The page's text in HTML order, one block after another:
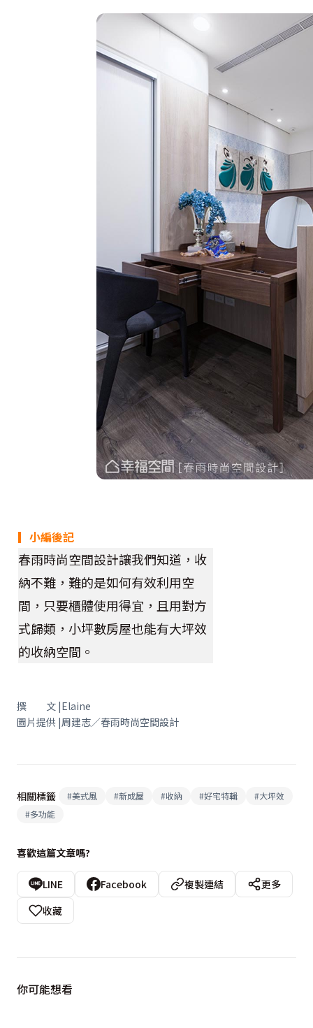
▎小編後記
春雨時尚空間設計讓我們知道，收
納不難，難的是如何有效利用空
間，只要櫃體使用得宜，且用對方
式歸類，小坪數房屋也能有大坪效
的收納空間。
撰 文 |Elaine
圖片提供 |周建志／春雨時尚空間設計
相關標籤 #美式風 #新成屋 #收納 #好宅特輯 #大坪效
#多功能
喜歡這篇文章嗎?
LINE Facebook 複製連結
更多
收藏
你可能想看